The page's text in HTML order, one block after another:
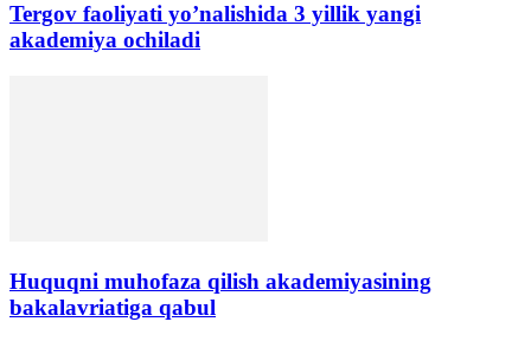
Tergov faoliyati yo’nalishida 3 yillik yangi
akademiya ochiladi
Huquqni muhofaza qilish akademiyasining
bakalavriatiga qabul